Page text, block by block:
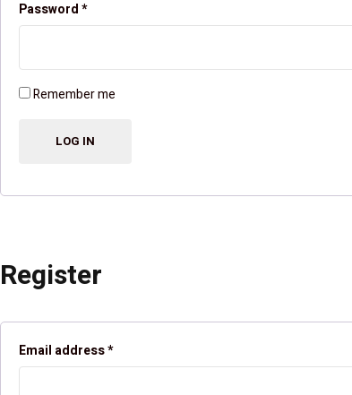
Password*
Remember me
Register
Email address*